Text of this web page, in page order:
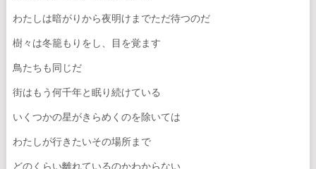
わたしは暗がりから夜明けまでただ待つのだ
樹々は冬籠もりをし、目を覚ます
鳥たちも同じだ
街はもう何千年と眠り続けている
いくつかの星がきらめくのを除いては
わたしが行きたいその場所まで
どのくらい離れているのかわからない